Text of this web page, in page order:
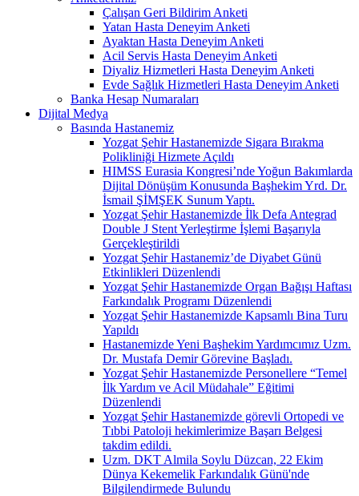
Çalışan Geri Bildirim Anketi
Yatan Hasta Deneyim Anketi
Ayaktan Hasta Deneyim Anketi
Acil Servis Hasta Deneyim Anketi
Diyaliz Hizmetleri Hasta Deneyim Anketi
Evde Sağlık Hizmetleri Hasta Deneyim Anketi
Banka Hesap Numaraları
Dijital Medya
Basında Hastanemiz
Yozgat Şehir Hastanemizde Sigara Bırakma
Polikliniği Hizmete Açıldı
HIMSS Eurasia Kongresi’nde Yoğun Bakımlarda
Dijital Dönüşüm Konusunda Başhekim Yrd. Dr.
İsmail ŞİMŞEK Sunum Yaptı.
Yozgat Şehir Hastanemizde İlk Defa Antegrad
Double J Stent Yerleştirme İşlemi Başarıyla
Gerçekleştirildi
Yozgat Şehir Hastanemiz’de Diyabet Günü
Etkinlikleri Düzenlendi
Yozgat Şehir Hastanemizde Organ Bağışı Haftası
Farkındalık Programı Düzenlendi
Yozgat Şehir Hastanemizde Kapsamlı Bina Turu
Yapıldı
Hastanemizde Yeni Başhekim Yardımcımız Uzm.
Dr. Mustafa Demir Görevine Başladı.
Yozgat Şehir Hastanemizde Personellere “Temel
İlk Yardım ve Acil Müdahale” Eğitimi
Düzenlendi
Yozgat Şehir Hastanemizde görevli Ortopedi ve
Tıbbi Patoloji hekimlerimize Başarı Belgesi
takdim edildi.
Uzm. DKT Almila Soylu Düzcan, 22 Ekim
Dünya Kekemelik Farkındalık Günü'nde
Bilgilendirmede Bulundu